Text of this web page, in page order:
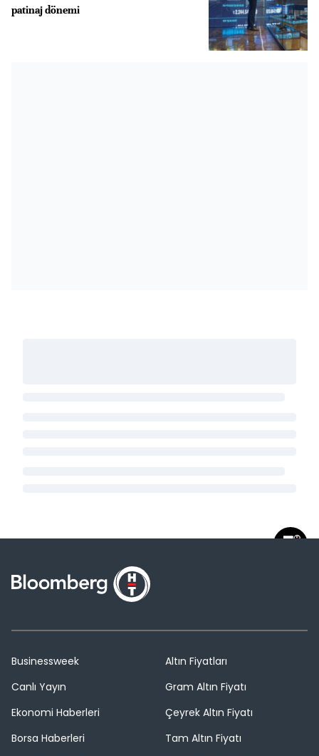
patinaj dönemi
Businessweek
Canlı Yayın
Ekonomi Haberleri
Borsa Haberleri
Altın Fiyatları
Gram Altın Fiyatı
Çeyrek Altın Fiyatı
Tam Altın Fiyatı